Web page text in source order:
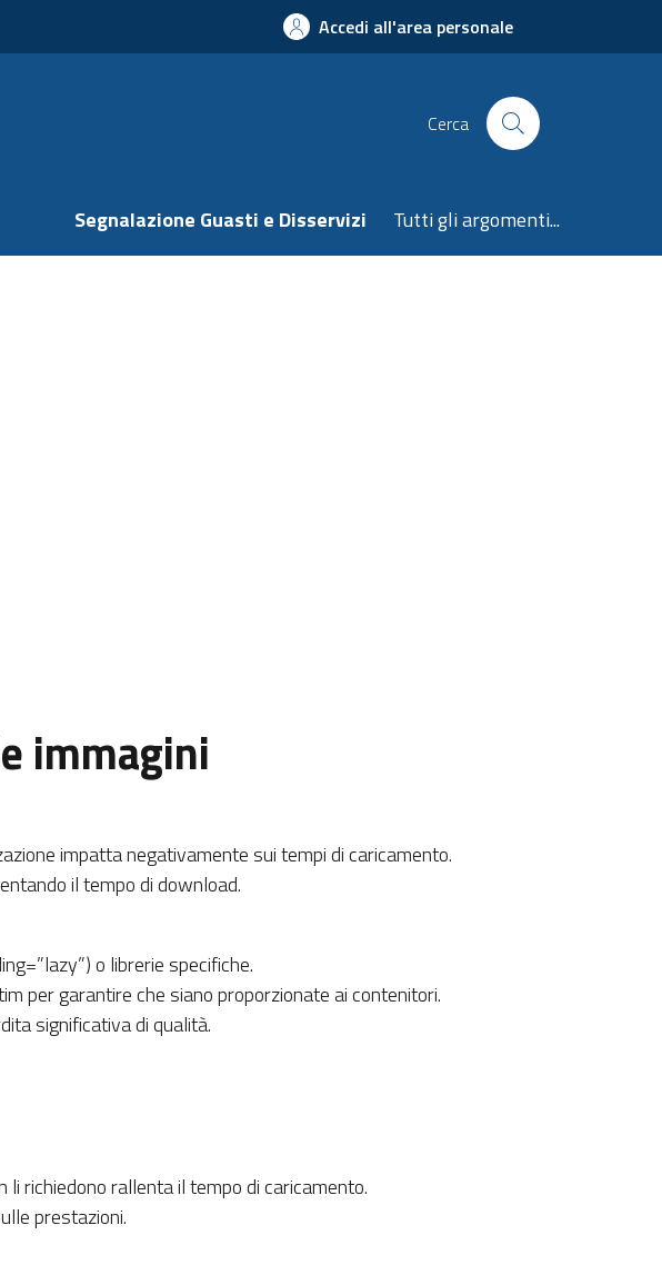
Accedi all'area personale
Cerca
Segnalazione Guasti e Disservizi Tutti gli argomenti...
immagini
impatta negativamente sui tempi di caricamento.
il tempo di download.
o librerie specifiche.
per garantire che siano proporzionate ai contenitori.
significativa di qualità.
li richiedono rallenta il tempo di caricamento.
prestazioni.